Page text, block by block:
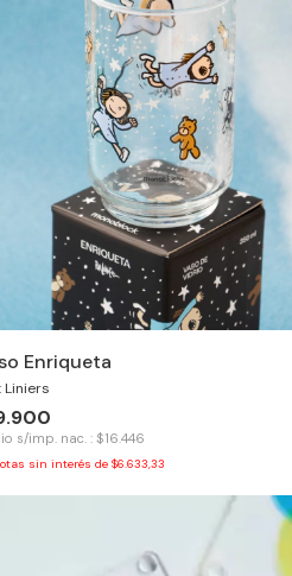
Enriqueta
Liniers
s/imp. nac. : $16.446
sin interés de $6.633,33